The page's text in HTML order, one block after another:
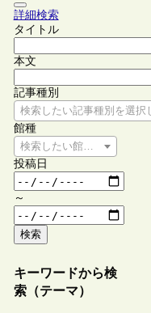
詳細検索
タイトル
本文
記事種別
検索したい記事種別を選択
館種
検索したい館種を選択して
投稿日
～
検索
キーワードから検
索（テーマ）